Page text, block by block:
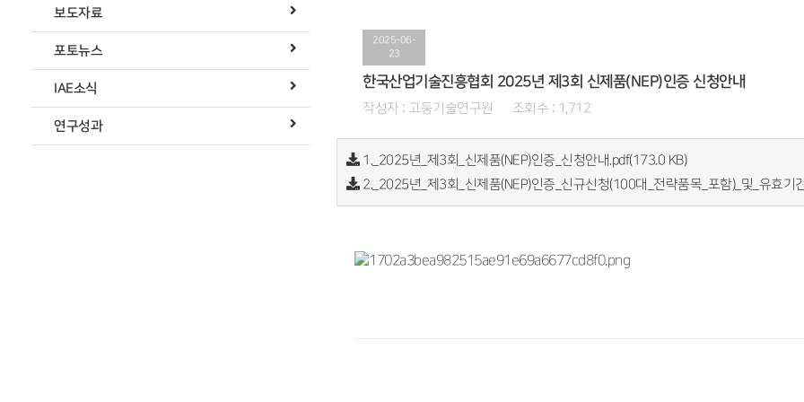
보도자료
포토뉴스
IAE소식
연구성과
2025-06-
23
한국산업기술진흥협회 2025년 제3회 신제품(NEP)인증 신청안내
작성자 : 고등기술연구원 조회수 : 1,712
1._2025년_제3회_신제품(NEP)인증_신청안내.pdf(173.0 KB)
2._2025년_제3회_신제품(NEP)인증_신규신청(100대_전략품목_포함)_및_유효기